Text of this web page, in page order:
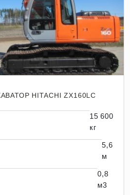
HITACHI ZX160LC
15 600
кг
5,6
м
0,8
м3